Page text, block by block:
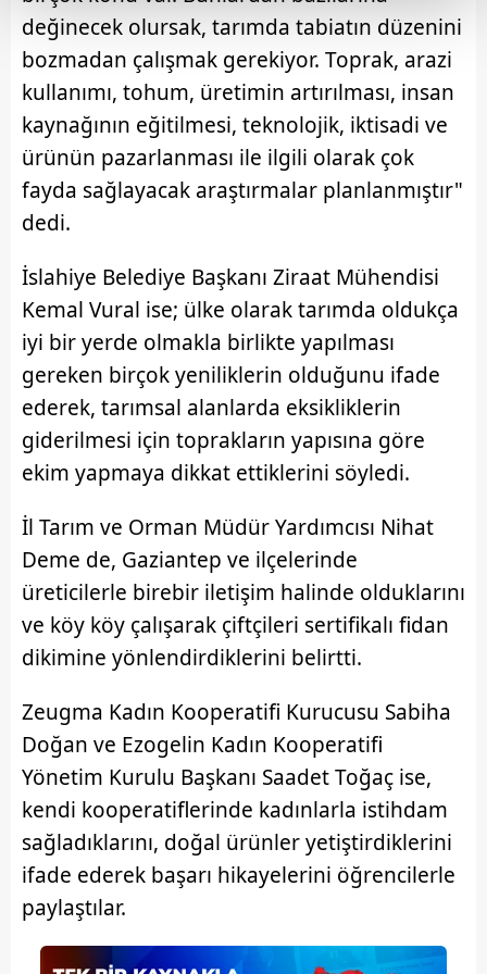
Her halükârda, kullanıcılar, bu çerezlere izin vermedikleri
takdirde, kullanıcılara hedefli reklamlar
gösterilmeyecektir."
Sizlere daha iyi bir hizmet sunabilmek için İnternet
Sitemizde kendimize ve üçüncü kişilere ait çerezler
kullanılmaktadır. Bu çerezler vasıtasıyla çeşitli kişisel
verileriniz işlenmekte olup gerekli olan çerezler bilgi
kullanılmaktadır. Diğer çerezler, sitemizin daha işlevsel
kılınması ve kişiselleştirilmesi ve sizlere yönelik
reklam/pazarlama faaliyetlerinin yapılması, amaçlarıyla
sınırlı olarak açık rızanız dahilinde kullanılacaktır.
Çerezlere ilişkin tercihlerinizi aşağıda yer alan panel
vasıtasıyla belirleyebilirsiniz. Çerezlere ilişkin detaylı bilgi
için Ayarlar butonuna tıklayabilir,Çerez Bilgilendirme
Metnimiziziyaret edebilirsiniz.
hazırlanmış Aydınlatma Metnimizi okumak ve sitemizde
ilgili mevzuata uygun olarak kullanılan çerezlerle ilgili bilgi
almak için lütfentıklayınız .
değinecek olursak, tarımda tabiatın düzenini
bozmadan çalışmak gerekiyor. Toprak, arazi
kullanımı, tohum, üretimin artırılması, insan
kaynağının eğitilmesi, teknolojik, iktisadi ve
ürünün pazarlanması ile ilgili olarak çok
fayda sağlayacak araştırmalar planlanmıştır"
dedi.
İslahiye Belediye Başkanı Ziraat Mühendisi
Kemal Vural ise; ülke olarak tarımda oldukça
iyi bir yerde olmakla birlikte yapılması
gereken birçok yeniliklerin olduğunu ifade
ederek, tarımsal alanlarda eksikliklerin
giderilmesi için toprakların yapısına göre
ekim yapmaya dikkat ettiklerini söyledi.
İl Tarım ve Orman Müdür Yardımcısı Nihat
Deme de, Gaziantep ve ilçelerinde
üreticilerle birebir iletişim halinde olduklarını
ve köy köy çalışarak çiftçileri sertifikalı fidan
dikimine yönlendirdiklerini belirtti.
Zeugma Kadın Kooperatifi Kurucusu Sabiha
Doğan ve Ezogelin Kadın Kooperatifi
Yönetim Kurulu Başkanı Saadet Toğaç ise,
kendi kooperatiflerinde kadınlarla istihdam
sağladıklarını, doğal ürünler yetiştirdiklerini
ifade ederek başarı hikayelerini öğrencilerle
paylaştılar.